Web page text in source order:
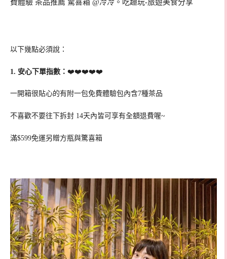
以下幾點必須說：
1. 安心下單指數： ❤️❤️❤️❤️❤️
一開箱很貼心的有附一包免費體驗包內含7種茶品
不喜歡不要往下拆封 14天內皆可享有全額退費喔~
滿$599免運另贈方瓶與驚喜箱